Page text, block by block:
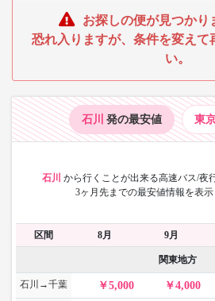
お探しの便が見つかり
恐れ入りますが、条件を変えて
い。
石川 発の最安値 東
石川 から行くことが出来る高速バス/夜
3ヶ月先までの最安値情報を表示
区間 8月 9月
関東地方
石川→千葉 5,000 4,000